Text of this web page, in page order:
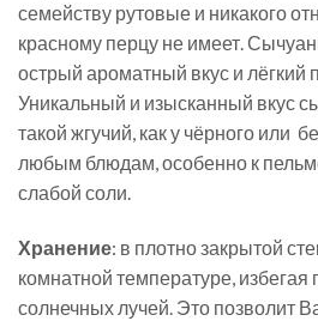
семейству рутовые и никакого
красному перцу не имеет.
острый ароматный вкус и лёгкий
Уникальный и изысканный вкус
такой жгучий, как у чёрного или
любым блюдам, особенно к
слабой соли.
Хранение: в плотно закрытой
комнатной температуре,
солнечных лучей. Это позволит